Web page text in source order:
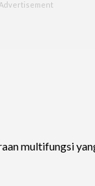
multifungsi